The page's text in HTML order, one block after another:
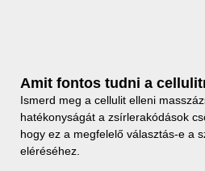
Amit fontos tudni a
Ismerd meg a cellulit elleni
hatékonyságát a zsírlerakódások
hogy ez a megfelelő választás-e a
eléréséhez.